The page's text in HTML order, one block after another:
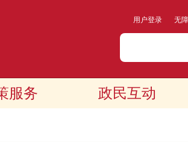
用户登录 无
服务 政民互动